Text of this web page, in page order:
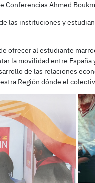
Conferencias Ahmed
las instituciones y
ofrecer al estudiante
la movilidad entre
de las relaciones
Región dónde el